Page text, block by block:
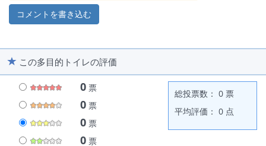
この多目的トイレの評価
0 票
0 票
0 票
0 票
総投票数： 0 票
平均評価： 0 点